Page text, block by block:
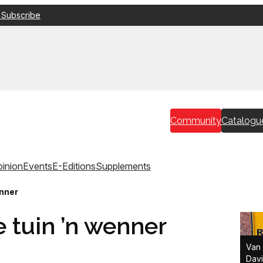
Community
EventsE-EditionsSupplements
tuin ’n wenner